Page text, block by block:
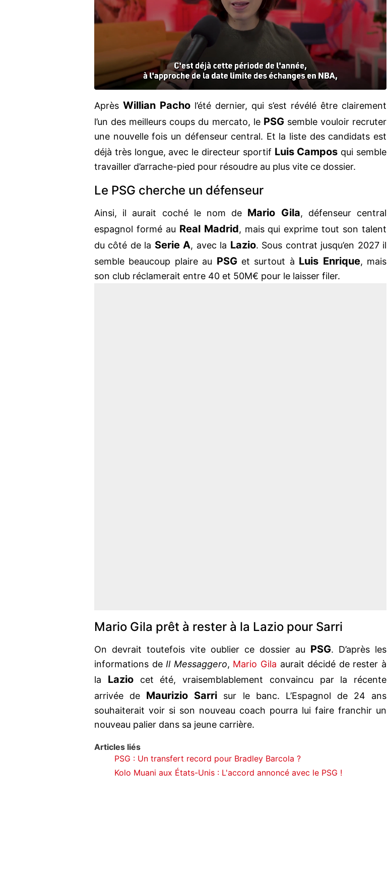
Après Willian Pacho l’été dernier, qui s’est révélé être clairement
l’un des meilleurs coups du mercato, le PSG semble vouloir recruter
une nouvelle fois un défenseur central. Et la liste des candidats est
déjà très longue, avec le directeur sportif Luis Campos qui semble
travailler d’arrache-pied pour résoudre au plus vite ce dossier.
Le PSG cherche un défenseur
Ainsi, il aurait coché le nom de Mario Gila, défenseur central
espagnol formé au Real Madrid, mais qui exprime tout son talent
du côté de la Serie A, avec la Lazio. Sous contrat jusqu’en 2027 il
semble beaucoup plaire au PSG et surtout à Luis Enrique, mais
son club réclamerait entre 40 et 50M€ pour le laisser filer.
Mario Gila prêt à rester à la Lazio pour Sarri
On devrait toutefois vite oublier ce dossier au PSG. D’après les
informations deIl Messaggero, Mario Gila aurait décidé de rester à
la Lazio
cet été, vraisemblablement convaincu par la récente
arrivée de Maurizio Sarri sur le banc. L’Espagnol de 24 ans
souhaiterait voir si son nouveau coach pourra lui faire franchir un
nouveau palier dans sa jeune carrière.
Articles liés
PSG : Un transfert record pour Bradley Barcola ?
Kolo Muani aux États-Unis : L'accord annoncé avec le PSG !